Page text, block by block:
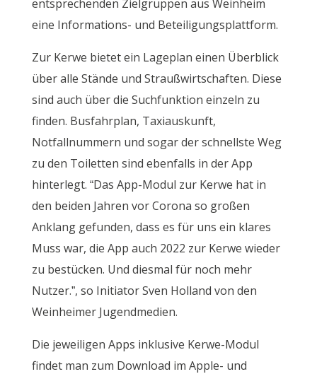
entsprechenden Zielgruppen aus Weinheim
eine Informations- und Beteiligungsplattform.
Zur Kerwe bietet ein Lageplan einen Überblick
über alle Stände und Straußwirtschaften. Diese
sind auch über die Suchfunktion einzeln zu
finden. Busfahrplan, Taxiauskunft,
Notfallnummern und sogar der schnellste Weg
zu den Toiletten sind ebenfalls in der App
hinterlegt. “Das App-Modul zur Kerwe hat in
den beiden Jahren vor Corona so großen
Anklang gefunden, dass es für uns ein klares
Muss war, die App auch 2022 zur Kerwe wieder
zu bestücken. Und diesmal für noch mehr
Nutzer.”, so Initiator Sven Holland von den
Weinheimer Jugendmedien.
Die jeweiligen Apps inklusive Kerwe-Modul
findet man zum Download im Apple- und